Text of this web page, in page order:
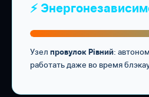
⚡
Узел провулок Рівний:
работать даже во время